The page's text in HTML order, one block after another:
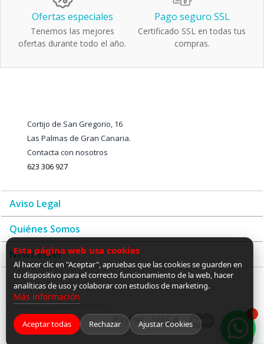
Ofertas especiales
Tenemos las mejores
ofertas durante todo el año.
Pago seguro SSL
Certificado SSL en todas tus
compras.
Cortijo de San Gregorio, 16
Las Palmas de Gran Canaria.
Contacta con nosotros
623 306 927
Aviso Legal
Quiénes Somos
Newsletter
LiveCommerce
1
¡Hola! ¿en qué puedo ayudarte?
Esta página web usa cookies
Al hacer clic en "Aceptar", apruebas que las cookies se guarden en
tu dispositivo para el correcto funcionamiento de la web, hacer
analíticas de uso y colaborar con estudios de marketing.
Más información
Aceptar todas Rechazar Ajustar Cookies